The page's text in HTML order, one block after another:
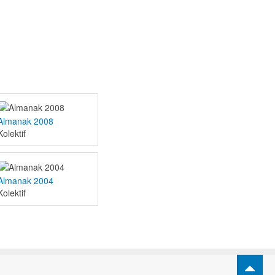
2008
2004